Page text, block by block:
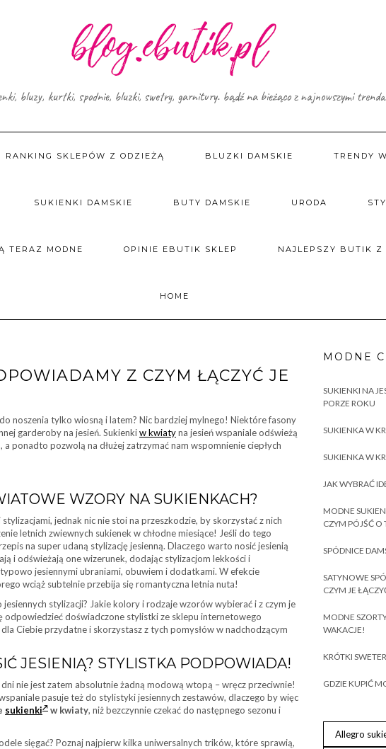
bluzy, kurtki, spodnie, bluzki, swetry, garnitury. bądź na bieżąco z najnowszymi
RANKING SKLEPÓW Z ODZIEŻĄ BLUZKI DAMSKIE TRENDY
SUKIENKI DAMSKIE BUTY DAMSKIE URODA
TERAZ MODNE OPINIE EBUTIK SKLEP NAJLEPSZY BUTIK Z
HOME
Z CZYM ŁĄCZYĆ JE
noszenia tylko wiosną i latem? Nic bardziej mylnego! Niektóre fasony
garderoby na jesień. Sukienkiw kwiatyna jesień wspaniale odświeżą
ponadto pozwolą na dłużej zatrzymać nam wspomnienie ciepłych
WZORY NA SUKIENKACH?
jednak nic nie stoi na przeszkodzie, by skorzystać z nich
letnich zwiewnych sukienek w chłodne miesiące! Jeśli do tego
na super udaną stylizację jesienną. Dlaczego warto nosić jesienią
i odświeżają one wizerunek, dodając stylizacjom lekkości i
jesiennymi ubraniami, obuwiem i dodatkami. W efekcie
wciąż subtelnie przebija się romantyczna letnia nuta!
stylizacji? Jakie kolory i rodzaje wzorów wybierać i z czym je
odpowiedzieć doświadczone stylistki ze sklepu internetowego
Ciebie przydatne i skorzystasz z tych pomysłów w nadchodzącym
JESIENIĄ? STYLISTKA PODPOWIADA!
nie jest zatem absolutnie żadną modową wtopą – wręcz przeciwnie!
pasuje też do stylistyki jesiennych zestawów, dlaczego by więc
sukienki w kwiaty, niż bezczynnie czekać do następnego sezonu i
sięgać? Poznaj najpierw kilka uniwersalnych trików, które sprawią,
MODNE
SUKIENKI NA
PORZE ROKU
SUKIENKA W
SUKIENKA W
JAK WYBRAĆ
MODNE
CZYM PÓJŚĆ O
SPÓDNICE
SATYNOWE
CZYM JE
MODNE
WAKACJE!
KRÓTKI
GDZIE KUPIĆ
Allegro